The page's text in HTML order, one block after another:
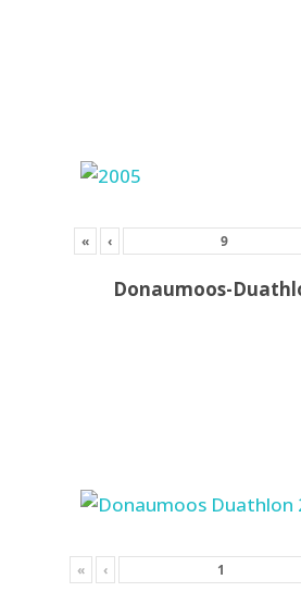
« ‹
Donaumoos-
« ‹